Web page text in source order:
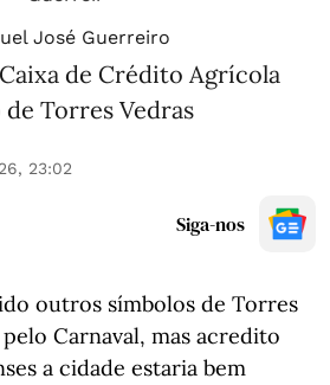
José Guerreiro
de Crédito Agrícola
Torres Vedras
23:02
Siga-nos
outros símbolos de Torres
Carnaval, mas acredito
a cidade estaria bem